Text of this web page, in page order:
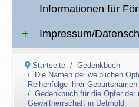
Informationen für
Impressum/
Startseite
Gedenkbuch
Die Namen der weiblichen
Reihenfolge ihrer Geburtsnamen
Gedenkbuch für die Opfer
Gewaltherrschaft in Detmold